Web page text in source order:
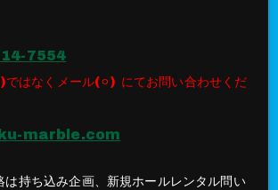
7554
はなくメール(⚪︎) にてお問い合わせくだ
marble.com
持ち込み企画、新規ホールレンタル問い